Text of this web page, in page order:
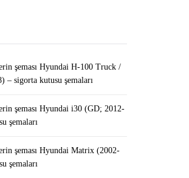
Touareg (2011-2018) –
şemaları
şeması Hyundai H-100 Truck /
– sigorta kutusu şemaları
şeması Hyundai i30 (GD; 2012-
şemaları
şeması Hyundai Matrix (2002-
şemaları